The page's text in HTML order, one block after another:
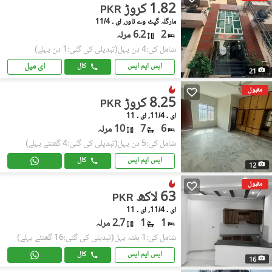
21
PKR 1.82 کروڑ
مارگلہ گیٹ وے ٹاور, ای ۔ 11/4
2 6.2 مرلہ
شامل کی:4 دن پہل (تبدیلی کی گئی:1 دن پہلے)
ایس ایم ایس کال ای میل
مقبول
12
PKR 8.25 کروڑ
ای ۔ 11/4, ای ۔ 11
6
7 10 مرلہ
شامل کی:5 دن پہل (تبدیلی کی گئی:4 گھنٹے پہلے)
ایس ایم ایس کال
مقبول
16
PKR 63 لاکھ
ای ۔ 11/4, ای ۔ 11
1
1 2.7 مرلہ
شامل کی:1 ہفتہ پہل (تبدیلی کی گئی:16 گھنٹے پہلے)
ایس ایم ایس کال